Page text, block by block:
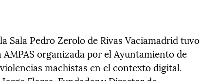
Sala Pedro Zerolo de Rivas Vaciamadrid tuvo
organizada por el Ayuntamiento de
machistas en el contexto digital.